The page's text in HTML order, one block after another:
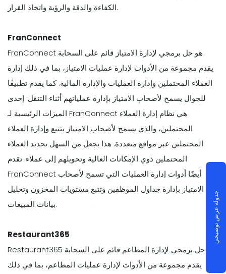
الكفاءة والدقة والرؤية واتخاذ القرار.
FranConnect
FranConnect هو حل برمجي لإدارة الامتياز قائم على السحابة
يقدم مجموعة من الأدوات لإدارة عمليات الامتياز، بما في ذلك إدارة
العملاء المحتملين وإدارة العمليات والإدارة المالية. كما يقدم تطبيقًا
للجوال يسمح لأصحاب الامتياز بإدارة عملياتهم أثناء التنقل. إحدى
الميزات الرئيسية لـ FranConnect هي نظام إدارة العملاء
المحتملين، والذي يسمح لأصحاب الامتياز بتتبع وإدارة العملاء
المحتملين عبر مواقع متعددة. هذا يجعل من السهل تحديد العملاء
المحتملين ذوي الإمكانات العالية وتحويلهم إلى عملاء. تقدم
FranConnect أيضًا أدوات إدارة العمليات التي تسمح لأصحاب
الامتياز بإدارة جداول الموظفين وتتبع مستويات المخزون وتحليل
بيانات المبيعات.
Restaurant365
Restaurant365 هو حل برمجي لإدارة المطاعم قائم على السحابة
يقدم مجموعة من الأدوات لإدارة عمليات المطاعم، بما في ذلك
جدولة عرض توضيحي